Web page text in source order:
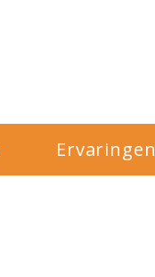
Ervaringen